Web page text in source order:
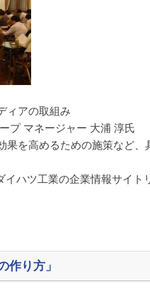
ィアの取組み
プ マネージャー 大浦 淳氏
を高めるための施策など
ハツ工業の企業情報サイト
作り方」